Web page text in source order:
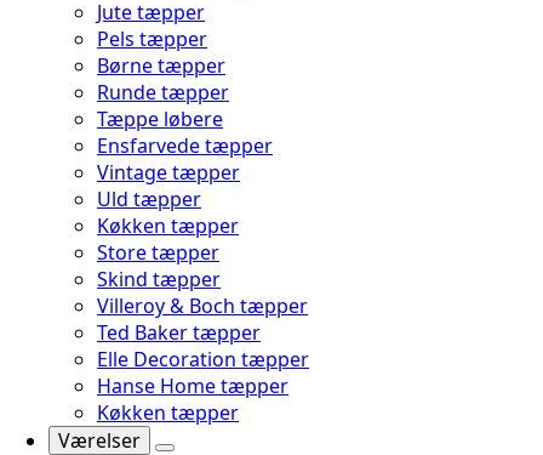
Jute tæpper
Pels tæpper
Børne tæpper
Runde tæpper
Tæppe løbere
Ensfarvede tæpper
Vintage tæpper
Uld tæpper
Køkken tæpper
Store tæpper
Skind tæpper
Villeroy & Boch tæpper
Ted Baker tæpper
Elle Decoration tæpper
Hanse Home tæpper
Køkken tæpper
Værelser